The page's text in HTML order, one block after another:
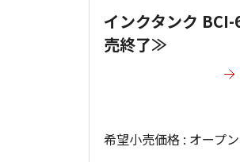
インクタンク
売終了≫
希望小売価格 : オープ